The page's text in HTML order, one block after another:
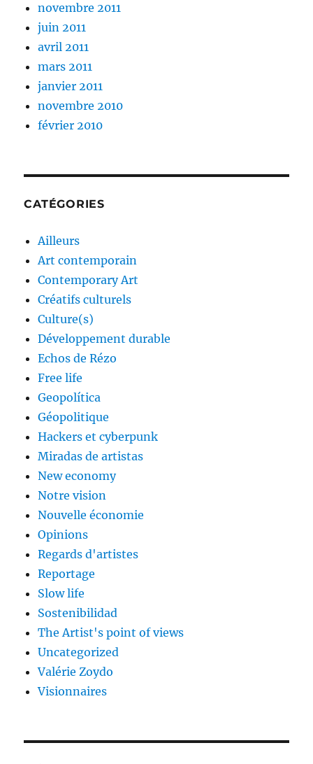
novembre 2011
juin 2011
avril 2011
mars 2011
janvier 2011
novembre 2010
février 2010
CATÉGORIES
Ailleurs
Art contemporain
Contemporary Art
Créatifs culturels
Culture(s)
Développement durable
Echos de Rézo
Free life
Geopolítica
Géopolitique
Hackers et cyberpunk
Miradas de artistas
New economy
Notre vision
Nouvelle économie
Opinions
Regards d'artistes
Reportage
Slow life
Sostenibilidad
The Artist's point of views
Uncategorized
Valérie Zoydo
Visionnaires